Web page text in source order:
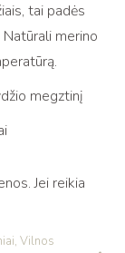
tai padės
merino
megztinį
Jei reikia
, Vilnos